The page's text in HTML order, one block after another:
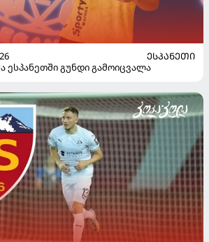
ᲔᲡᲞᲐᲜᲔᲗᲘ
ესპანეთში გუნდი გამოიცვალა